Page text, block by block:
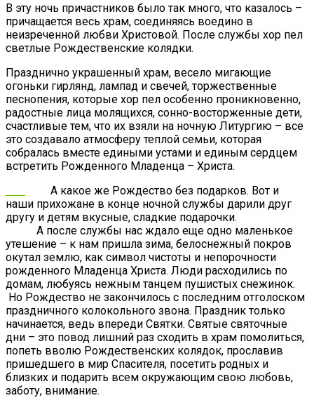
В эту ночь причастников было так много, что казалось –
причащается весь храм, соединяясь воедино в
неизреченной любви Христовой. После службы хор пел
светлые Рождественские колядки.
Празднично украшенный храм, весело мигающие
огоньки гирлянд, лампад и свечей, торжественные
песнопения, которые хор пел особенно проникновенно,
радостные лица молящихся, сонно-восторженные дети,
счастливые тем, что их взяли на ночную Литургию – все
это создавало атмосферу теплой семьи, которая
собралась вместе едиными устами и единым сердцем
встретить Рожденного Младенца – Христа.
А какое же Рождество без подарков. Вот и
наши прихожане в конце ночной службы дарили друг
другу и детям вкусные, сладкие подарочки.
А после службы нас ждало еще одно маленькое
утешение – к нам пришла зима, белоснежный покров
окутал землю, как символ чистоты и непорочности
рожденного Младенца Христа. Люди расходились по
домам, любуясь нежным танцем пушистых снежинок.
Но Рождество не закончилось с последним отголоском
праздничного колокольного звона. Праздник только
начинается, ведь впереди Святки. Святые святочные
дни – это повод лишний раз сходить в храм помолиться,
попеть вволю Рождественских колядок, прославив
пришедшего в мир Спасителя, посетить родных и
близких и подарить всем окружающим свою любовь,
заботу, внимание.